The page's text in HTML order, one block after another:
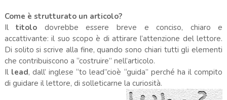
Come è strutturato un articolo?
Iltitolo dovrebbe essere breve e conciso, chiaro e
accattivante: il suo scopo è di attirare l’attenzione del lettore.
Di solito si scrive alla fine, quando sono chiari tutti gli elementi
che contribuiscono a “costruire” nell’articolo.
Il lead, dall’ inglese “to lead”cioè “guida” perché ha il compito
di guidare il lettore, di solleticarne la curiosità.